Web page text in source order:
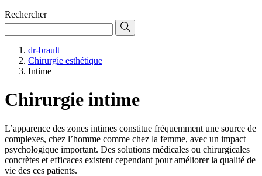
Rechercher
dr-brault
Chirurgie esthétique
Intime
Chirurgie intime
L’apparence des zones intimes constitue fréquemment une source de
complexes, chez l’homme comme chez la femme, avec un impact
psychologique important. Des solutions médicales ou chirurgicales
concrètes et efficaces existent cependant pour améliorer la qualité de
vie des ces patients.